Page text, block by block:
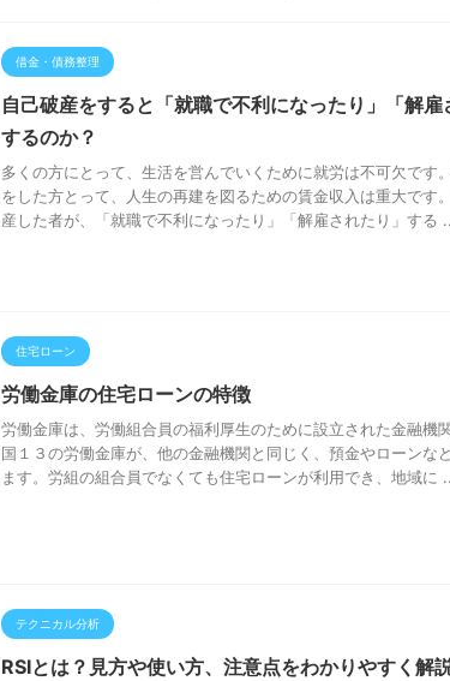
借金・債務整理
自己破産をすると「就職で不利になったり」「解雇
するのか？
多くの方にとって、生活を営んでいくために就労は不可欠です
をした方とって、人生の再建を図るための賃金収入は重大です
産した者が、「就職で不利になったり」「解雇されたり」する
住宅ローン
労働金庫の住宅ローンの特徴
労働金庫は、労働組合員の福利厚生のために設立された金融機
国１３の労働金庫が、他の金融機関と同じく、預金やローンな
ます。労組の組合員でなくても住宅ローンが利用でき、地域に
テクニカル分析
RSIとは？見方や使い方、注意点をわかりやすく解